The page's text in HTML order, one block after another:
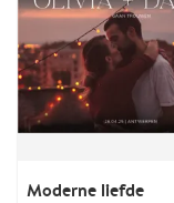
Moderne liefde